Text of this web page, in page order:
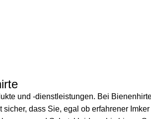
und -dienstleistungen. Bei
dass Sie, egal ob erfahrener